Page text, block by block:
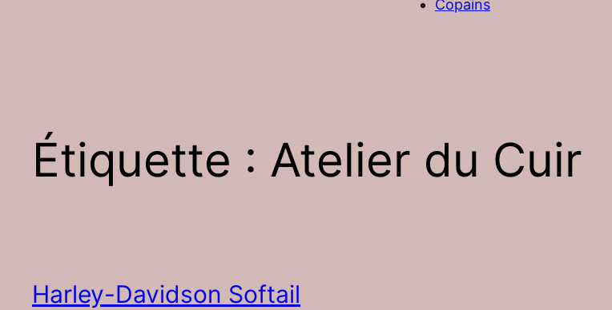
Copains
Étiquette : Atelier du Cuir
Harley-Davidson Softail